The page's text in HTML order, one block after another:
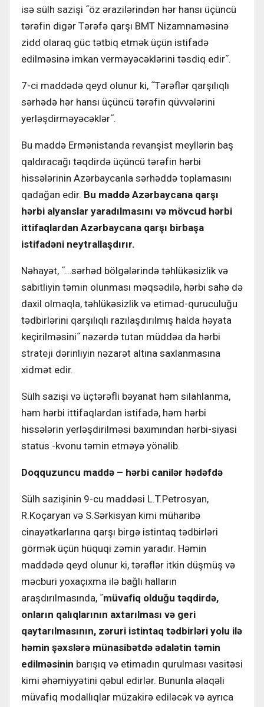
isə sülh sazişi ˝öz ərazilərindən hər hansı üçüncü
tərəfin digər Tərəfə qarşı BMT Nizamnaməsinə
zidd olaraq güc tətbiq etmək üçün istifadə
edilməsinə imkan verməyəcəklərini təsdiq edir˝.
7-ci maddədə qeyd olunur ki, ˝Tərəflər qarşılıqlı
sərhədə hər hansı üçüncü tərəfin qüvvələrini
yerləşdirməyəcəklər˝.
Bu maddə Ermənistanda revanşist meyllərin baş
qaldıracağı təqdirdə üçüncü tərəfin hərbi
hissələrinin Azərbaycanla sərhəddə toplamasını
qadağan edir. Bu maddə Azərbaycana qarşı
hərbi alyanslar yaradılmasını və mövcud hərbi
ittifaqlardan Azərbaycana qarşı birbaşa
istifadəni neytrallaşdırır.
Nəhayət, ˝…sərhəd bölgələrində təhlükəsizlik və
sabitliyin təmin olunması məqsədilə, hərbi sahə də
daxil olmaqla, təhlükəsizlik və etimad-quruculuğu
tədbirlərini qarşılıqlı razılaşdırılmış halda həyata
keçirilməsini˝ nəzərdə tutan müddəa da hərbi
strateji dərinliyin nəzarət altına saxlanmasına
xidmət edir.
Sülh sazişi və üçtərəfli bəyanat həm silahlanma,
həm hərbi ittifaqlardan istifadə, həm hərbi
hissələrin yerləşdirilməsi baxımından hərbi-siyasi
status -kvonu təmin etməyə yönəlib.
Doqquzuncu maddə – hərbi canilər hədəfdə
Sülh sazişinin 9-cu maddəsi L.T.Petrosyan,
R.Koçaryan və S.Sərkisyan kimi müharibə
cinayətkarlarına qarşı birgə istintaq tədbirləri
görmək üçün hüquqi zəmin yaradır. Həmin
maddədə qeyd olunur ki, tərəflər itkin düşmüş və
məcburi yoxaçıxma ilə bağlı halların
araşdırılmasında, ˝müvafiq olduğu təqdirdə,
onların qalıqlarının axtarılması və geri
qaytarılmasının, zəruri istintaq tədbirləri yolu ilə
həmin şəxslərə münasibətdə ədalətin təmin
edilməsinin barışıq və etimadın qurulması vasitəsi
kimi əhəmiyyətini qəbul edirlər. Bununla əlaqəli
müvafiq modallıqlar müzakirə ediləcək və ayrıca